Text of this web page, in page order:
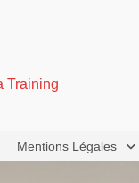
Training
Mentions Légales